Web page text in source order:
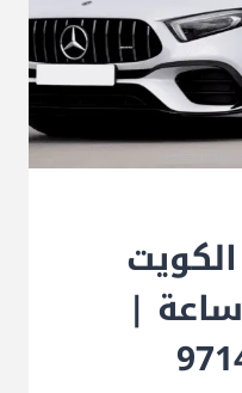
تحت الطلب 24 ساعة |